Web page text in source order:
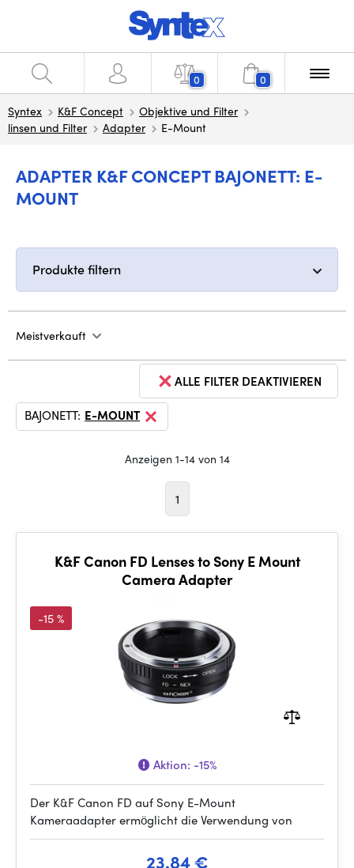
0 0
Syntex K&F Concept
Objektive und Filter
linsen und Filter
Adapter E-Mount
ADAPTER K&F CONCEPT BAJONETT: E-
MOUNT
Produkte filtern
Meistverkauft
ALLE FILTER DEAKTIVIEREN
BAJONETT: E-MOUNT
Anzeigen 1-14 von 14
1
K&F Canon FD Lenses to Sony E Mount
Camera Adapter
-15 %
Aktion: -15%
Der K&F Canon FD auf Sony E-Mount
Kameraadapter ermöglicht die Verwendung von
23.84 €